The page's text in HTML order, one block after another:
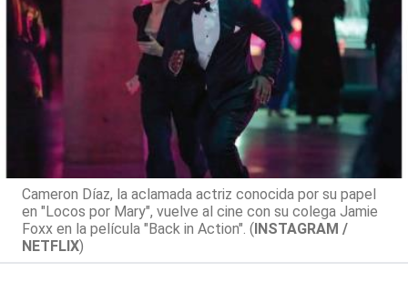
Cameron Díaz, la aclamada actriz conocida por su papel
en "Locos por Mary", vuelve al cine con su colega Jamie
Foxx en la película "Back in Action". (INSTAGRAM /
NETFLIX)